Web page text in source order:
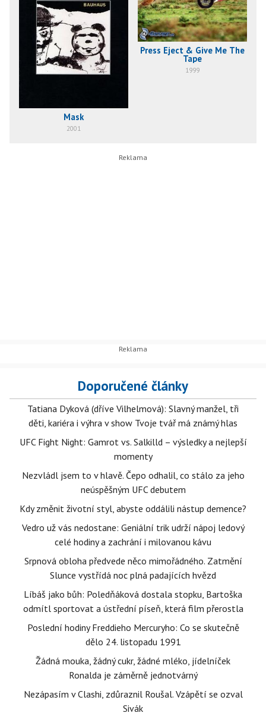
Mask
2001
Press Eject & Give Me The
Tape
1999
Doporučené články
Tatiana Dyková (dříve Vilhelmová): Slavný manžel, tři
děti, kariéra i výhra v show Tvoje tvář má známý hlas
UFC Fight Night: Gamrot vs. Salkilld – výsledky a nejlepší
momenty
Nezvládl jsem to v hlavě. Čepo odhalil, co stálo za jeho
neúspěšným UFC debutem
Kdy změnit životní styl, abyste oddálili nástup demence?
Vedro už vás nedostane: Geniální trik udrží nápoj ledový
celé hodiny a zachrání i milovanou kávu
Srpnová obloha předvede něco mimořádného. Zatmění
Slunce vystřídá noc plná padajících hvězd
Líbáš jako bůh: Poledňáková dostala stopku, Bartoška
odmítl sportovat a ústřední píseň, která film přerostla
Poslední hodiny Freddieho Mercuryho: Co se skutečně
dělo 24. listopadu 1991
Žádná mouka, žádný cukr, žádné mléko, jídelníček
Ronalda je záměrně jednotvárný
Nezápasím v Clashi, zdůraznil Roušal. Vzápětí se ozval
Sivák